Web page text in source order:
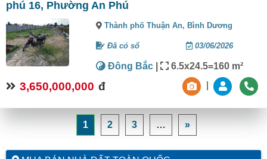
phú 16, Phường An Phú
Thành phố Thuận An,Bình Dương
Đã có sổ 03/06/2026
Đông Bắc | 6.5x24.5=160 m²
3,650,000,000 đ
1 2 3 … »